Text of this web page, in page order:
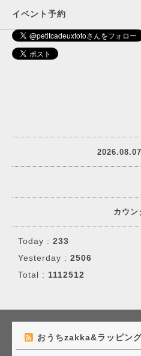
イベント予約
カウン
Today : 233
Yesterday : 2506
Total : 1112512
おうちzakka&ラッピ